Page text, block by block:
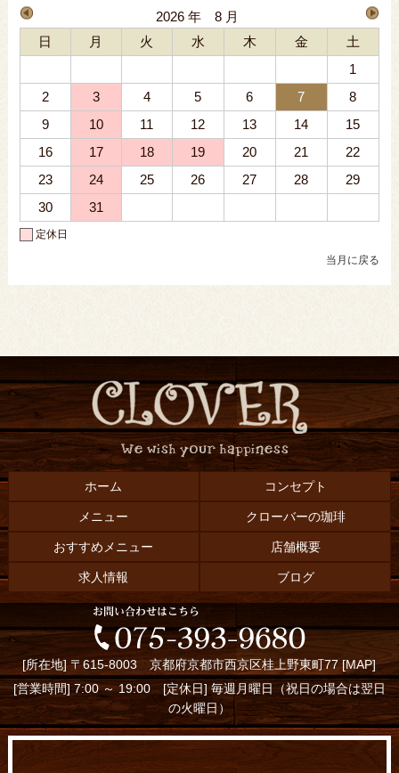
2026 年 8 月
日
月 火 水 木 金
土
1
2
3 4 5 6 7
8
9
10 11 12 13 14
15
16
17 18 19 20 21
22
23
24 25 26 27 28
29
30
31
定休日
当月に戻る
ホーム コンセプト
メニュー クローバーの珈琲
おすすめメニュー 店舗概要
求人情報 ブログ
[所在地] 〒615-8003 京都府京都市西京区桂上野東町77 [MAP]
[営業時間] 7:00 ～ 19:00 [定休日] 毎週月曜日（祝日の場合は翌日
の火曜日）